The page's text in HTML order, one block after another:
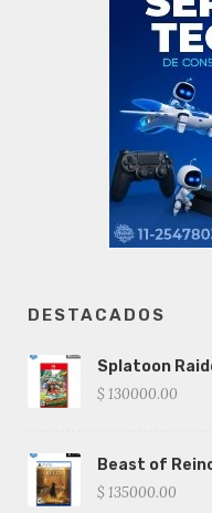
DESTACADOS
Splatoon
$ 130000.00
Beast of
$ 135000.00